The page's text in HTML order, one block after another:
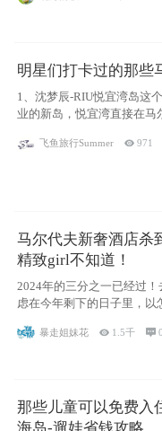
明星们打卡过的那些
1、沈梦辰-RIU悦宜湾岛这
业的新岛，悦宜湾直接在马
飞鱼旅行Summer 971
马尔代夫新奢酒店杀
精致girl不知道！
2024年的三分之一已经过
虑在今年剩下的日子里，以
暴走姐妹花  1.5千 0
那些儿童可以免费入